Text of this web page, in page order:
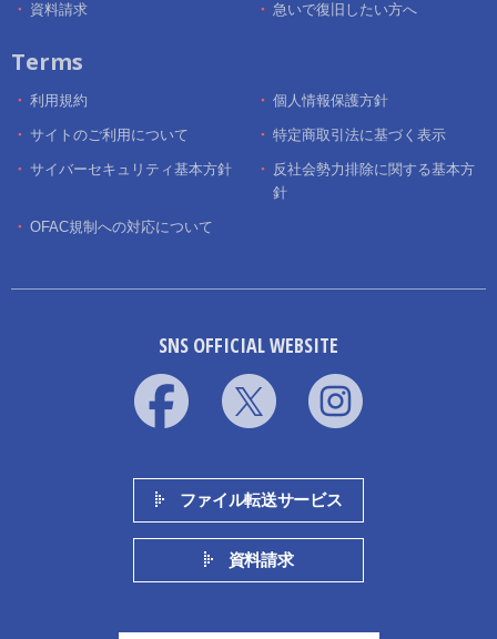
資料請求 急いで復旧したい方へ
Terms
利用規約 個人情報保護方針
サイトのご利用について 特定商取引法に基づく表示
サイバーセキュリティ基本方針
反社会勢力排除に関する基本方
針
OFAC規制への対応について
SNS OFFICIAL WEBSITE
ファイル転送サービス
資料請求